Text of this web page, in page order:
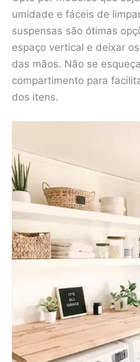
umidade e fáceis de
suspensas são ótimas
espaço vertical e deixar
das mãos. Não se
compartimento para
dos itens.